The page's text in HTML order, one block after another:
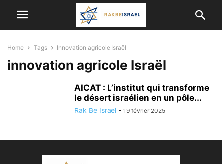
Home Tags Innovation agricole Israël
innovation agricole Israël
AICAT : L’institut qui transforme
le désert israélien en un pôle...
Rak Be Israel - 19 février 2025